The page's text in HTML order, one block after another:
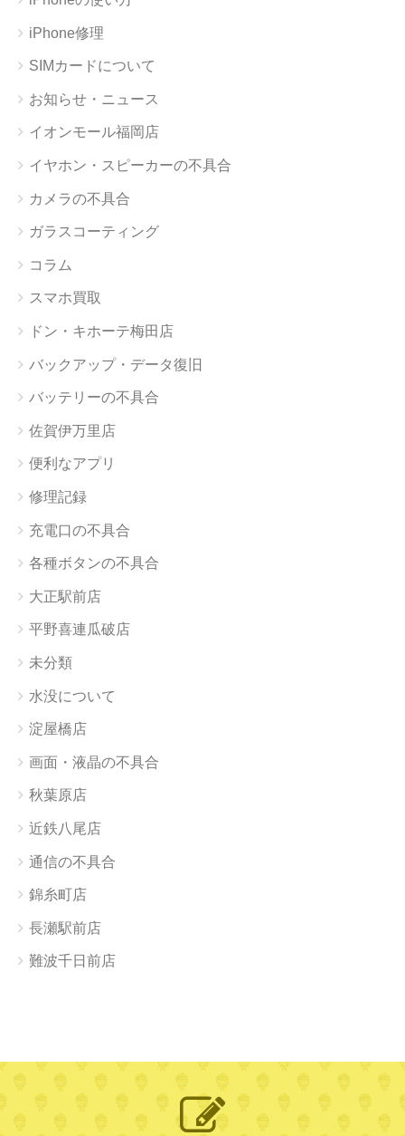
iPhone修理
SIMカードについて
お知らせ・ニュース
イオンモール福岡店
イヤホン・スピーカーの不具合
カメラの不具合
ガラスコーティング
コラム
スマホ買取
ドン・キホーテ梅田店
バックアップ・データ復旧
バッテリーの不具合
佐賀伊万里店
便利なアプリ
修理記録
充電口の不具合
各種ボタンの不具合
大正駅前店
平野喜連瓜破店
未分類
水没について
淀屋橋店
画面・液晶の不具合
秋葉原店
近鉄八尾店
通信の不具合
錦糸町店
長瀬駅前店
難波千日前店